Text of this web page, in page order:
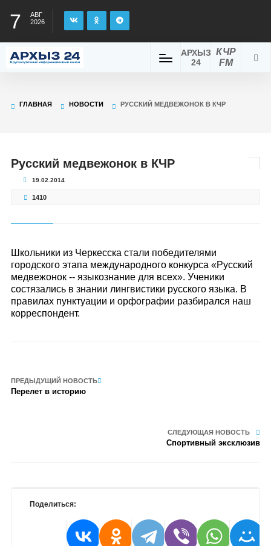
7
АВГ
2026
КЧР
FM
АРХЫЗ
24
ГЛАВНАЯ НОВОСТИ РУССКИЙ МЕДВЕЖОНОК В КЧР
Русский медвежонок в КЧР
19.02.2014
1410
Школьники из Черкесска стали победителями
городского этапа международного конкурса «Русский
медвежонок -- языкознание для всех». Ученики
состязались в знании лингвистики русского языка. В
правилах пунктуации и орфографии разбирался наш
корреспондент.
ПРЕДЫДУЩИЙ НОВОСТЬ
Перелет в историю
СЛЕДУЮЩАЯ НОВОСТЬ
Спортивный эксклюзив
Поделиться: